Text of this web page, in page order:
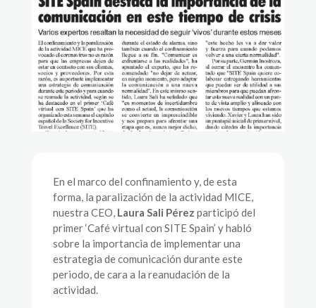
En el marco del confinamiento y, de esta
forma, la paralización de la actividad MICE,
nuestra CEO, Laura Sali Pérez participó del
primer ‘Café virtual con SITE Spain’ y habló
sobre la importancia de implementar una
estrategia de comunicación durante este
periodo, de cara a la reanudación de la
actividad.